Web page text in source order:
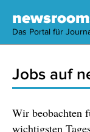
Das Portal für
Jobs auf
Wir beobachten
wichtigsten